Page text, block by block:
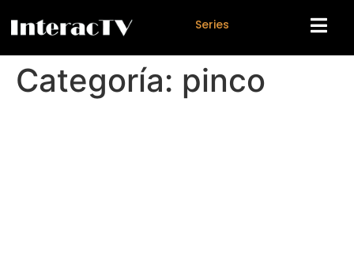
Series
Categoría: pinco